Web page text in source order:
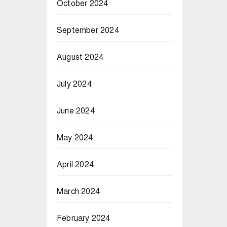
October 2024
September 2024
August 2024
July 2024
June 2024
May 2024
April 2024
March 2024
February 2024